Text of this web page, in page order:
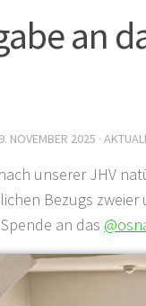
an
NOVEMBER 2025 ·
unserer JHV
Bezugs
an das